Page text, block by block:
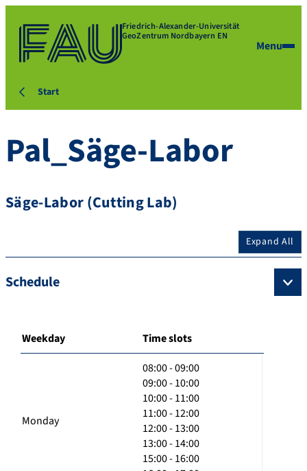
Friedrich-Alexander-Universität
GeoZentrum Nordbayern EN
Menu
Start
Pal_Säge-Labor
Säge-Labor (Cutting Lab)
Expand All
Schedule
Weekday Time slots
Monday
08:00 - 09:00
09:00 - 10:00
10:00 - 11:00
11:00 - 12:00
12:00 - 13:00
13:00 - 14:00
15:00 - 16:00